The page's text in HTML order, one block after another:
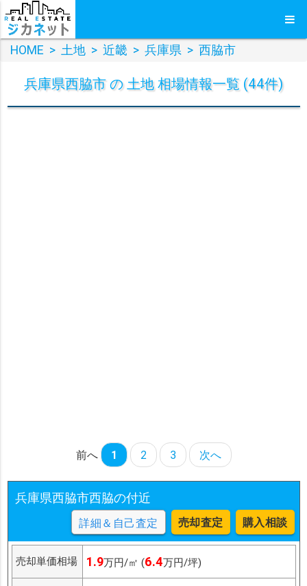
HOME > 土地 > 近畿 > 兵庫県 > 西脇市
兵庫県西脇市 の 土地 相場情報一覧 (44件)
前へ 1 2 3 次へ
兵庫県西脇市西脇の付近
詳細＆自己査定 売却査定 購入相談
売却単価相場 1.9万円/㎡ (6.4万円/坪)